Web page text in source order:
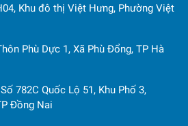
Khu đô thị Việt Hưng, Phường Việt
Phù Dực 1, Xã Phù Đổng, TP Hà
782C Quốc Lộ 51, Khu Phố 3,
Đồng Nai